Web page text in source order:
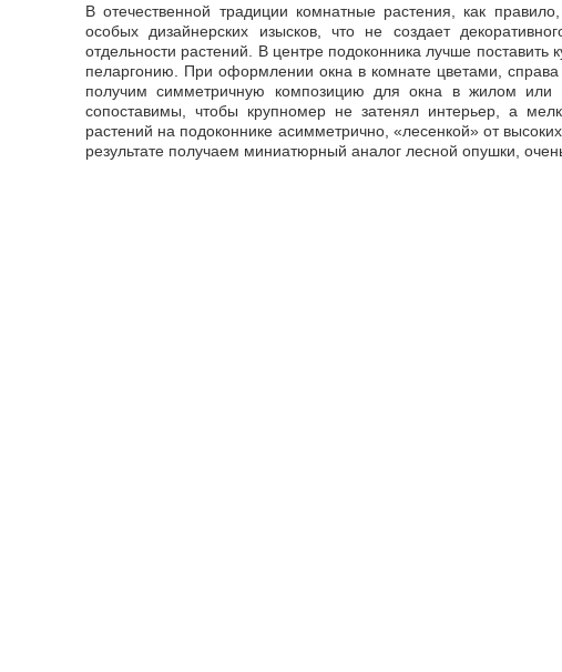
В отечественной традиции комнатные растения, как
особых дизайнерских изысков, что не создает
отдельности растений. В центре подоконника лучше
пеларгонию. При оформлении окна в комнате цветами,
получим симметричную композицию для окна в жилом
сопоставимы, чтобы крупномер не затенял интерьер, а
растений на подоконнике асимметрично, «лесенкой» от
результате получаем миниатюрный аналог лесной опушки,